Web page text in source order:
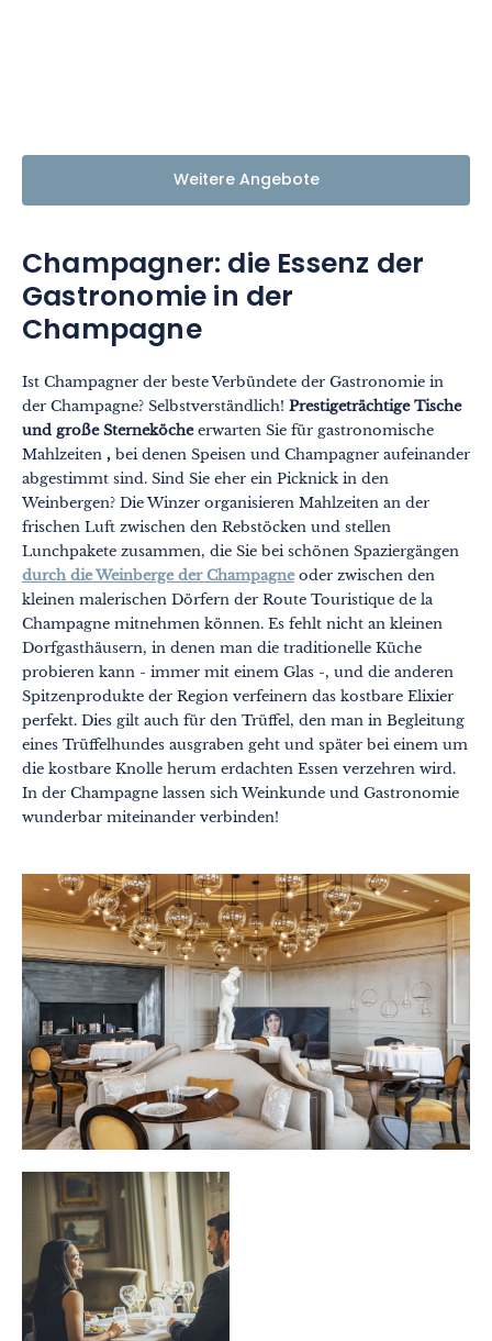
Weitere Angebote
Champagner: die Essenz der
Gastronomie in der
Champagne
Ist Champagner der beste Verbündete der Gastronomie in
der Champagne? Selbstverständlich! Prestigeträchtige Tische
und große Sterneköcheerwarten Sie für gastronomische
Mahlzeiten , bei denen Speisen und Champagner aufeinander
abgestimmt sind. Sind Sie eher ein Picknick in den
Weinbergen? Die Winzer organisieren Mahlzeiten an der
frischen Luft zwischen den Rebstöcken und stellen
Lunchpakete zusammen, die Sie bei schönen Spaziergängen
durch die Weinberge der Champagneoder zwischen den
kleinen malerischen Dörfern der Route Touristique de la
Champagne mitnehmen können. Es fehlt nicht an kleinen
Dorfgasthäusern, in denen man die traditionelle Küche
probieren kann - immer mit einem Glas -, und die anderen
Spitzenprodukte der Region verfeinern das kostbare Elixier
perfekt. Dies gilt auch für den Trüffel, den man in Begleitung
eines Trüffelhundes ausgraben geht und später bei einem um
die kostbare Knolle herum erdachten Essen verzehren wird.
In der Champagne lassen sich Weinkunde und Gastronomie
wunderbar miteinander verbinden!